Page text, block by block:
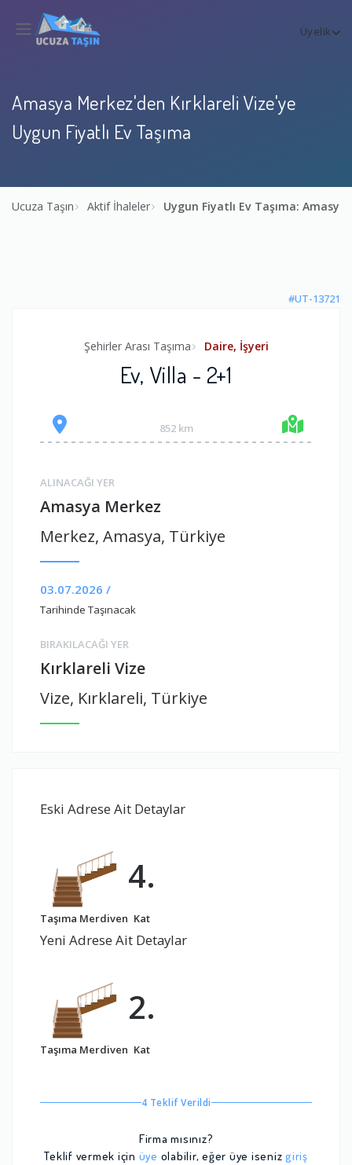
Üyelik
Amasya Merkez'den Kırklareli Vize'ye
Uygun Fiyatlı Ev Taşıma
Ucuza Taşın Aktif İhaleler Uygun Fiyatlı Ev Taşıma:
#UT-13721
Şehirler Arası Taşıma Daire, İşyeri
Ev, Villa - 2+1
852 km
ALINACAĞI YER
Amasya Merkez
Merkez, Amasya, Türkiye
03.07.2026 /
Tarihinde Taşınacak
BIRAKILACAĞI YER
Kırklareli Vize
Vize, Kırklareli, Türkiye
Eski Adrese Ait Detaylar
Taşıma Merdiven
4.
Kat
Yeni Adrese Ait Detaylar
Taşıma Merdiven
2.
Kat
4 Teklif Verildi
Firma mısınız?
Teklif vermek için üye olabilir, eğer üye iseniz giriş